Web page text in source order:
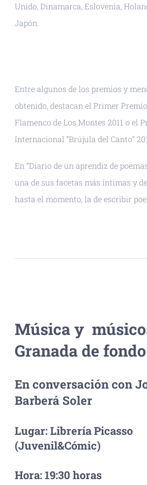
Unido, Dinamarca, Eslovenia,
Japón.
Entre algunos de los premios y
obtenido, destacan el Primer
Flamenco de Los Montes 2011 o el
Internacional “Brújula del Canto”
En “Diario de un aprendiz de
una de sus facetas más íntimas y
hasta el momento, la de escribir
Música y
Granada de fondo
En conversación con
Barberá Soler
Lugar: Librería Picasso
(Juvenil&Cómic)
Hora: 19:30 horas